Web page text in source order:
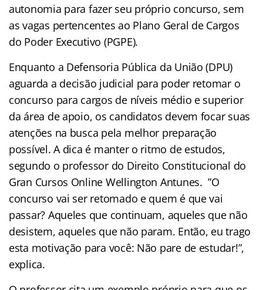
autonomia para fazer seu próprio concurso, sem
as vagas pertencentes ao Plano Geral de Cargos
do Poder Executivo (PGPE).
Enquanto a Defensoria Pública da União (DPU)
aguarda a decisão judicial para poder retomar o
concurso para cargos de níveis médio e superior
da área de apoio, os candidatos devem focar suas
atenções na busca pela melhor preparação
possível. A dica é manter o ritmo de estudos,
segundo o professor do Direito Constitucional do
Gran Cursos Online Wellington Antunes. ”O
concurso vai ser retomado e quem é que vai
passar? Aqueles que continuam, aqueles que não
desistem, aqueles que não param. Então, eu trago
esta motivação para você: Não pare de estudar!”,
explica.